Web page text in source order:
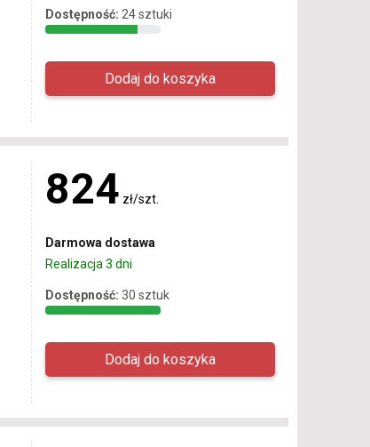
Dostępność: 24 sztuki
824 zł/szt.
Darmowa dostawa
Realizacja 3 dni
Dostępność: 30 sztuk